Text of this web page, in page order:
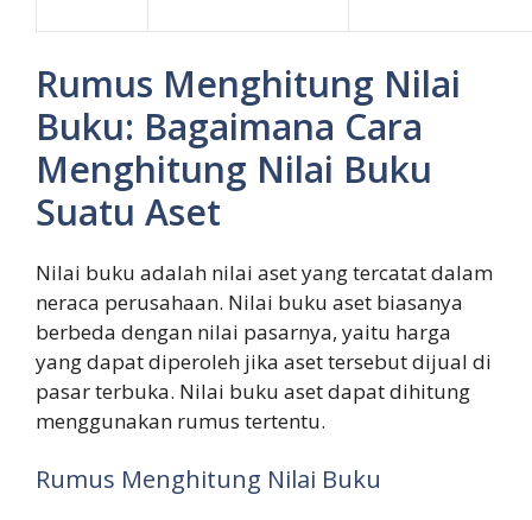
Rumus Menghitung Nilai
Buku: Bagaimana Cara
Menghitung Nilai Buku
Suatu Aset
Nilai buku adalah nilai aset yang tercatat dalam
neraca perusahaan. Nilai buku aset biasanya
berbeda dengan nilai pasarnya, yaitu harga
yang dapat diperoleh jika aset tersebut dijual di
pasar terbuka. Nilai buku aset dapat dihitung
menggunakan rumus tertentu.
Rumus Menghitung Nilai Buku